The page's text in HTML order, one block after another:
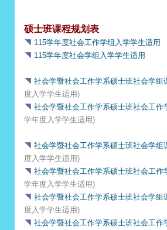
硕士班课程规划表
◥ 115学年度社会工作学组入学学生适用
◥ 115学年度社会学组入学学生适用
◥ 社会学暨社会工作学系硕士班社会学组
度入学学生适用)
◥ 社会学暨社会工作学系硕士班社会工作
学年度入学学生适用)
◥ 社会学暨社会工作学系硕士班社会学组
度入学学生适用)
◥ 社会学暨社会工作学系硕士班社会工作
学年度入学学生适用)
◥ 社会学暨社会工作学系硕士班社会学组
度入学学生适用)
◥ 社会学暨社会工作学系硕士班社会工作